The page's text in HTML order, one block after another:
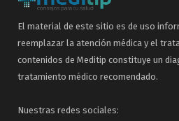
El material de este sitio es de uso
reemplazar la atención médica y el
contenidos de Meditip constituye un
tratamiento médico recomendado.
Nuestras redes sociales: